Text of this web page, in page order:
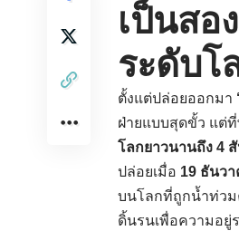
เป็นสอ
ระดับโ
ตั้งแต่ปล่อยออกมา
ฝ่ายแบบสุดขั้ว แต่
โลกยาวนานถึง 4
ปล่อยเมื่อ 19 ธันว
บนโลกที่ถูกน้ำท่วม
ดิ้นรนเพื่อความอยู่